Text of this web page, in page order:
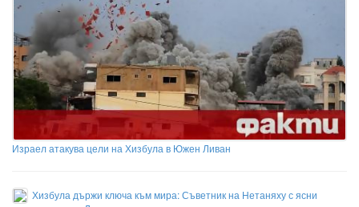
Израел атакува цели на Хизбула в Южен Ливан
Хизбула държи ключа към мира: Съветник на Нетаняху с ясни